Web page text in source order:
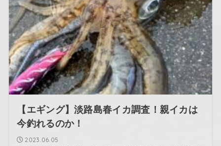
【エギング】淡路島春イカ調査！親イカは
今釣れるのか！
2023.06.05